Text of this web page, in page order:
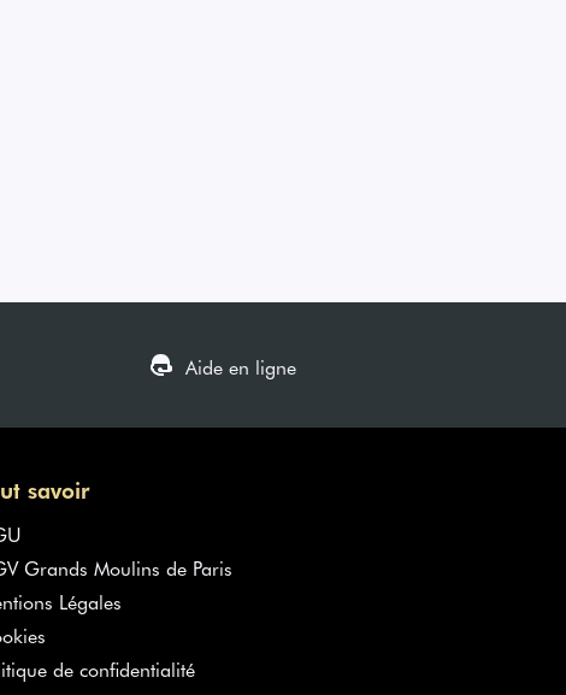
Aide en ligne
savoir
Grands Moulins de Paris
Légales
de confidentialité